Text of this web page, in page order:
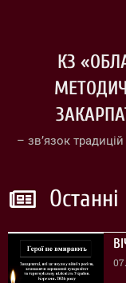
КЗ
– зв’язок